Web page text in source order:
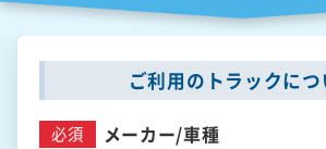
ご利用のトラックにつ
必須 メーカー/車種